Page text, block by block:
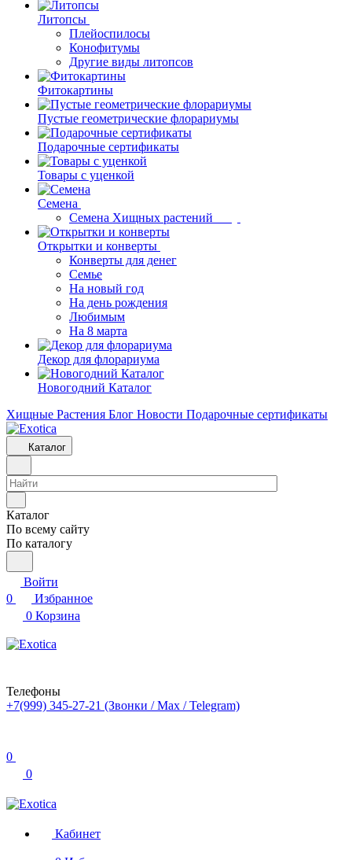
Литопсы
Плейоспилосы
Конофитумы
Другие виды литопсов
Фитокартины
Пустые геометрические флорариумы
Подарочные сертификаты
Товары с уценкой
Семена
Семена Хищных растений
Открытки и конверты
Конверты для денег
Семье
На новый год
На день рождения
Любимым
На 8 марта
Декор для флорариума
Новогодний Каталог
Хищные Растения Блог Новости Подарочные сертификаты
Каталог
Каталог
По всему сайту
По каталогу
Войти
0
Избранное
0 Корзина
Телефоны
+7(999) 345-27-21 (Звонки / Max / Telegram)
0
0
Кабинет